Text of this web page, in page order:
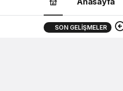
SON GELIŞMELER